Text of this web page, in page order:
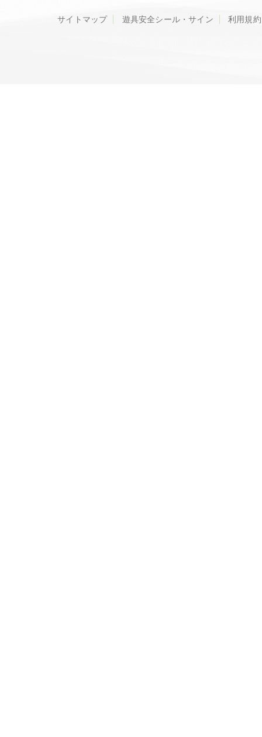
サイトマップ 遊具安全シール・サイン 利用規約